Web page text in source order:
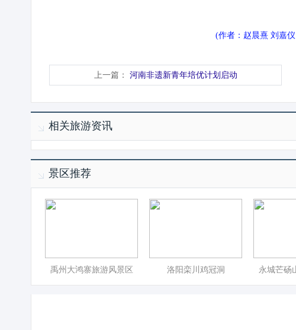
(作者：赵晨熹 刘嘉
上一篇： 河南非遗新青年培优计划启动
相关旅游资讯
景区推荐
禹州大鸿寨旅游风景区 洛阳栾川鸡冠洞 永城芒砀